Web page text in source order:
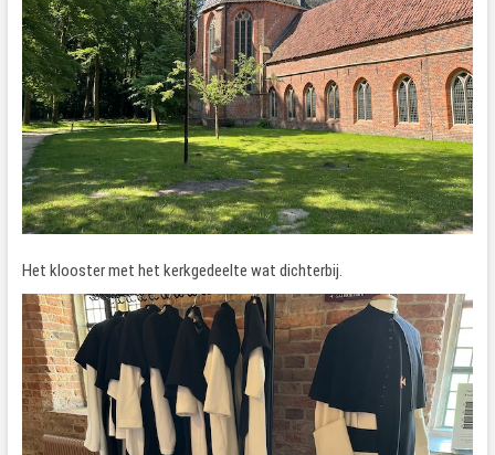
Het klooster met het kerkgedeelte wat dichterbij.